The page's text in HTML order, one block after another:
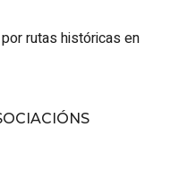
rutas históricas en